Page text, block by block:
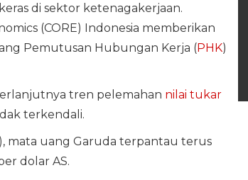
di sektor ketenagakerjaan.
(CORE) Indonesia memberikan
Pemutusan Hubungan Kerja (PHK)
tren pelemahan nilai tukar
terkendali.
mata uang Garuda terpantau terus
dolar AS.